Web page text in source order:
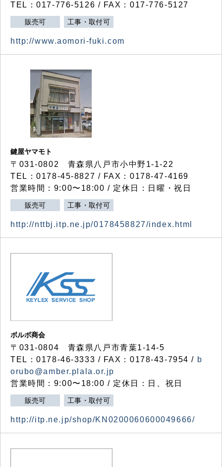
TEL：017-776-5126 / FAX：017-776-5127
販売可 工事・取付可
http://www.aomori-fuki.com
鍵屋ヤマモト
〒031-0802 青森県八戸市小中野1-1-22
TEL：0178-45-8827 / FAX：0178-47-4169
営業時間：9:00〜18:00 / 定休日：日曜・祝日
販売可 工事・取付可
http://nttbj.itp.ne.jp/0178458827/index.html
ボルボ商会
〒031-0804 青森県八戸市青葉1-14-5
TEL：0178-46-3333 / FAX：0178-43-7954 / b
orubo@amber.plala.or.jp
営業時間：9:00〜18:00 / 定休日：日、祝日
販売可 工事・取付可
http://itp.ne.jp/shop/KN0200060600049666/